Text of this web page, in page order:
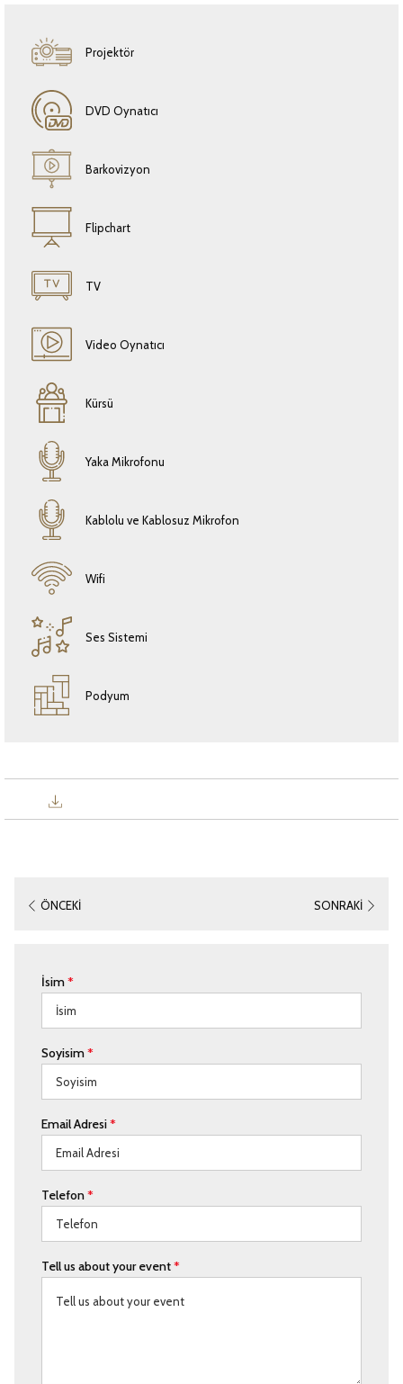
Projektör
DVD Oynatıcı
Barkovizyon
Flipchart
TV
Video Oynatıcı
Kürsü
Yaka Mikrofonu
Kablolu ve Kablosuz Mikrofon
Wifi
Ses Sistemi
Podyum
ÖNCEKI SONRAKI
İsim*
Soyisim*
Email Adresi*
Telefon*
Tell us about your event*